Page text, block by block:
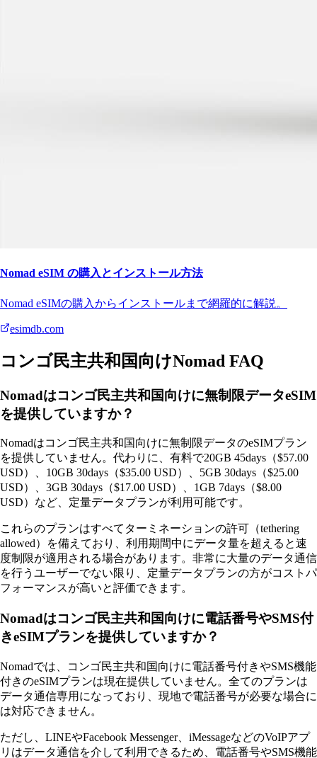
Nomad eSIM の購入とインストール方法
Nomad eSIMの購入からインストールまで網羅的に解説。
esimdb.com
コンゴ民主共和国向けNomad FAQ
Nomadはコンゴ民主共和国向けに無制限データeSIM
を提供していますか？
Nomadはコンゴ民主共和国向けに無制限データのeSIMプラン
を提供していません。代わりに、有料で20GB 45days（$57.00
USD）、10GB 30days（$35.00 USD）、5GB 30days（$25.00
USD）、3GB 30days（$17.00 USD）、1GB 7days（$8.00
USD）など、定量データプランが利用可能です。
これらのプランはすべてターミネーションの許可（tethering
allowed）を備えており、利用期間中にデータ量を超えると速
度制限が適用される場合があります。非常に大量のデータ通信
を行うユーザーでない限り、定量データプランの方がコストパ
フォーマンスが高いと評価できます。
Nomadはコンゴ民主共和国向けに電話番号やSMS付
きeSIMプランを提供していますか？
Nomadでは、コンゴ民主共和国向けに電話番号付きやSMS機能
付きのeSIMプランは現在提供していません。全てのプランは
データ通信専用になっており、現地で電話番号が必要な場合に
は対応できません。
ただし、LINEやFacebook Messenger、iMessageなどのVoIPアプ
リはデータ通信を介して利用できるため、電話番号やSMS機能